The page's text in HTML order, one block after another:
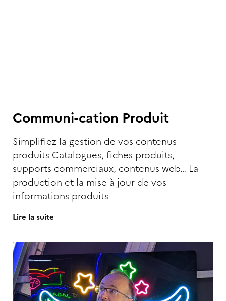
Communi-cation Produit
Simplifiez la gestion de vos contenus
produits Catalogues, fiches produits,
supports commerciaux, contenus web… La
production et la mise à jour de vos
informations produits
Lire la suite